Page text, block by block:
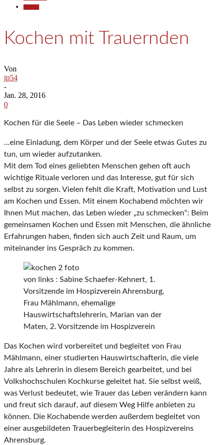
Kochen mit Trauernden
Von
jp54
-
Jan. 28, 2016
0
Kochen für die Seele – Das Leben wieder schmecken
…eine Einladung, dem Körper und der Seele etwas Gutes zu
tun, um wieder aufzutanken.
Mit dem Tod eines geliebten Menschen gehen oft auch
wichtige Rituale verloren und das Interesse, gut für sich
selbst zu sorgen. Vielen fehlt die Kraft, Motivation und Lust
am Kochen und Essen. Mit einem Kochabend möchten wir
Ihnen Mut machen, das Leben wieder „zu schmecken“: Beim
gemeinsamen Kochen und Essen mit Menschen, die ähnliche
Erfahrungen haben, finden sich auch Zeit und Raum, um
miteinander ins Gespräch zu kommen.
von links : Sabine Schaefer-Kehnert, 1.
Vorsitzende im Hospizverein Ahrensburg,
Frau Mählmann, ehemalige
Hauswirtschaftslehrerin, Marian van der
Maten, 2. Vorsitzende im Hospizverein
Das Kochen wird vorbereitet und begleitet von Frau
Mählmann, einer studierten Hauswirtschafterin, die viele
Jahre als Lehrerin in diesem Bereich gearbeitet, und bei
Volkshochschulen Kochkurse geleitet hat. Sie selbst weiß,
was Verlust bedeutet, wie Trauer das Leben verändern kann
und freut sich darauf, auf diesem Weg Hilfe anbieten zu
können. Die Kochabende werden außerdem begleitet von
einer ausgebildeten Trauerbegleiterin des Hospizvereins
Ahrensburg.